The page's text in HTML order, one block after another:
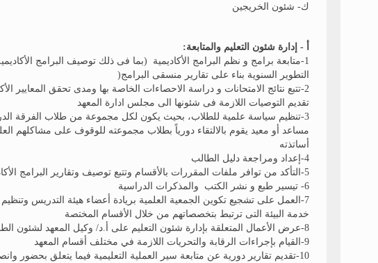
ك- شئون الخريجين
أ - إدارة شئون التعليم والمتابعة:
1-متابعة برامج و نظم البرامج الأكاديمية (بما فى ذلك توصيف البرامج
التطوير السنوية بناء على تقارير منسقى البرامج(
2-تتبع نتائج الامتحانات و دراسة الاحصاءات الخاصة بها ومدى تحقق المعايير
تقديم التوصيات اللازمة فى شئونها الى مجلس ادارة المعهد
3-تنظيم سياسة علمية للطلاب، بحيث يكون لكل مجموعة من طلاب الفرقة
مساعد أو معيد يقوم بالالتقاء دورياً بطلاب مجموعته للوقوف على مشاكلهم
أساتذته
4-إعداد ومراجعة دليل الطالب
5-التأكد من توافر ملفات المقررات بالأقسام وتتبع توصيف وتقارير البرامج الأكاديمية
6- تيسير طبع و نشر الكتب والمذكرات الدراسية
7-العمل على تشجيع تكوين الجمعية العلمية بريادة أعضاء هيئة التدريس
خدمة البيئة التى ترتبط بتخصصاتهم من خلال الأقسام المختصة
8-عرض الأعمال المتعلقة بإدارة شئون التعليم على أ.د/ وكيل المعهد لشئون الطلاب
9-القيام بإجراءات الرقابة والتحريات اللازمة في مختلف أقسام المعهد
10-تقديم تقارير دورية عن متابعة سير العملية التعليمية فيما يتعلق بحضور